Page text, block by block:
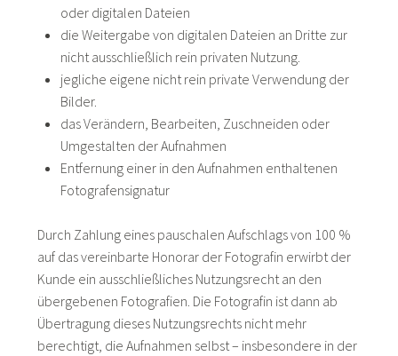
oder digitalen Dateien
die Weitergabe von digitalen Dateien an Dritte zur
nicht ausschließlich rein privaten Nutzung.
jegliche eigene nicht rein private Verwendung der
Bilder.
das Verändern, Bearbeiten, Zuschneiden oder
Umgestalten der Aufnahmen
Entfernung einer in den Aufnahmen enthaltenen
Fotografensignatur
Durch Zahlung eines pauschalen Aufschlags von 100 %
auf das vereinbarte Honorar der Fotografin erwirbt der
Kunde ein ausschließliches Nutzungsrecht an den
übergebenen Fotografien. Die Fotografin ist dann ab
Übertragung dieses Nutzungsrechts nicht mehr
berechtigt, die Aufnahmen selbst – insbesondere in der